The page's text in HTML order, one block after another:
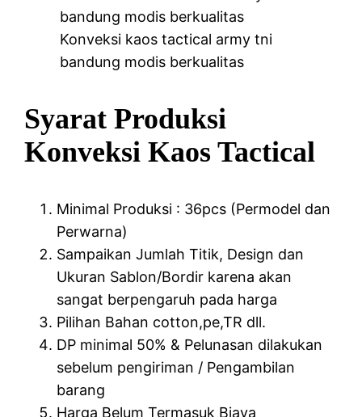
Konveksi kaos tactical army tni
bandung modis berkualitas
Syarat Produksi
Konveksi Kaos Tactical
Minimal Produksi : 36pcs (Permodel dan
Perwarna)
Sampaikan Jumlah Titik, Design dan
Ukuran Sablon/Bordir karena akan
sangat berpengaruh pada harga
Pilihan Bahan cotton,pe,TR dll.
DP minimal 50% & Pelunasan dilakukan
sebelum pengiriman / Pengambilan
barang
Harga Belum Termasuk Biaya